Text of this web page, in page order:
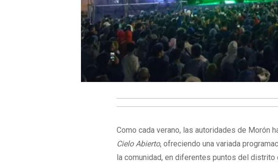
Como cada verano, las autoridades de Morón
Cielo Abierto, ofreciendo una variada
la comunidad, en diferentes puntos del